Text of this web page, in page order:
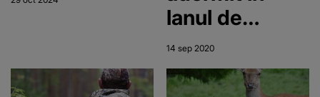
lanul de
porumb
14 sep 2020